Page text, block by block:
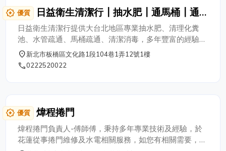
是專業清潔社，且擁有經驗豐富清潔的團
隊，提供專業的環境清潔。 可加 LINE 詢問
清潔細節 黃先生：0988-384388 市話：
049-2993000
award_star 優質
日益衛生清潔行┃抽水肥┃通馬桶┃通
水管┃環境消毒┃水刀疏通水管
日益衛生清潔行提供大台北地區專業抽水肥、清理化糞
池、水管疏通、馬桶疏通、清潔消毒，多年豐富的經驗能
提供您最專業的服務，價格公道，政府立案，專業清理，
信用可靠! 水管不通、馬桶不通、抽水肥歡迎來電免費諮
place新北市板橋區文化路1段104巷1弄12號1樓
phone0222520022
award_star 優質 煒程捲門
煒程捲門負責人-傅師傅，秉持多年專業技術及經驗，於
花蓮從事捲門維修及水電相關服務，如您有相關需要，歡